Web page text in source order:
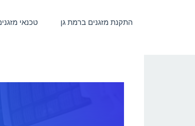
התקנת מזגנים ברמת גן טכנאי